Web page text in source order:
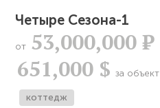
Четыре Сезона-1
от 53,000,000Р
651,000 $ за объект
коттедж